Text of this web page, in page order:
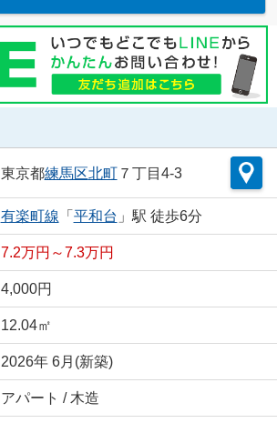
東京都練馬区北町７丁目4-3
有楽町線 「 平和台 」駅 徒歩6分
7.2万円～7.3万円
4,000円
12.04㎡
2026年 6月(新築)
アパート / 木造